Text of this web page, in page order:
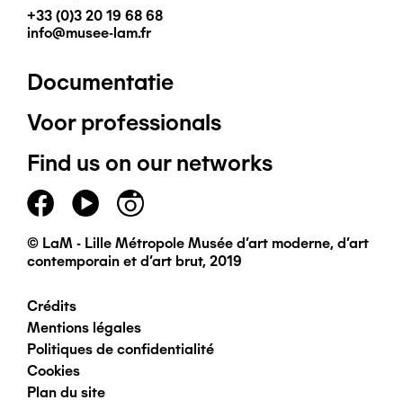
+33 (0)3 20 19 68 68
info@musee-lam.fr
Pied
de
page
principal
Documentatie
Voor professionals
Find us on our networks
© LaM - Lille Métropole Musée d'art moderne, d'art
contemporain et d'art brut, 2019
Pied
de
Crédits
Mentions légales
Politiques de confidentialité
Cookies
Plan du site